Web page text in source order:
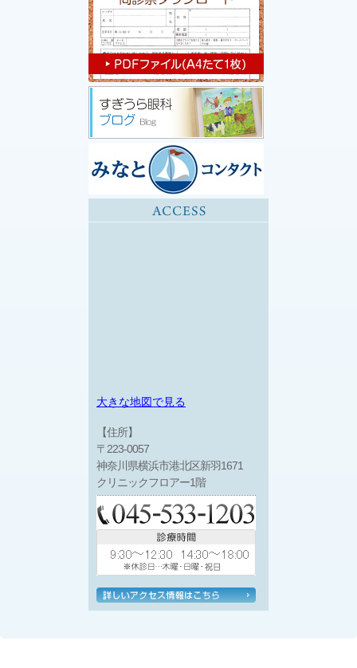
大きな地図で見る
【住所】
〒223-0057
神奈川県横浜市港北区新羽1671
クリニックフロアー1階